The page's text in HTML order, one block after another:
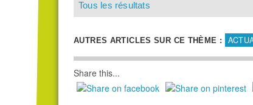
Tous les résultats
AUTRES ARTICLES SUR CE THÈME :
Share this...